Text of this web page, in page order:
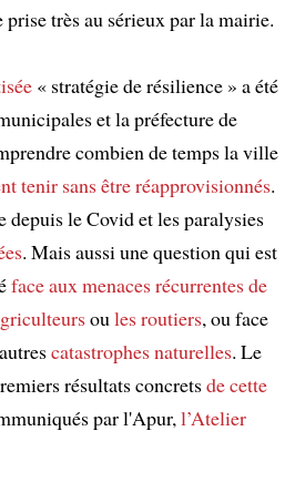
prise très au sérieux par la mairie.
« stratégie de résilience » a été
et la préfecture de
combien de temps la ville
tenir sans être réapprovisionnés.
depuis le Covid et les paralysies
. Mais aussi une question qui est
face aux menaces récurrentesde
oules routiers, ou face
catastrophes naturelles. Le
résultats concretsde cette
par l'Apur,l’Atelier